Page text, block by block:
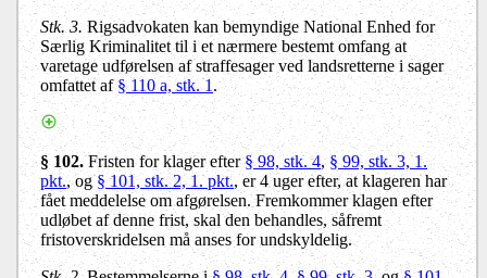
Stk. 3. Rigsadvokaten kan bemyndige National Enhed for
Særlig Kriminalitet til i et nærmere bestemt omfang at
varetage udførelsen af straffesager ved landsretterne i sager
omfattet af§ 110 a, stk. 1.
§ 102.Fristen for klager efter§ 98, stk. 4,§ 99, stk. 3, 1.
pkt., og§ 101, stk. 2, 1. pkt., er 4 uger efter, at klageren har
fået meddelelse om afgørelsen. Fremkommer klagen efter
udløbet af denne frist, skal den behandles, såfremt
fristoverskridelsen må anses for undskyldelig.